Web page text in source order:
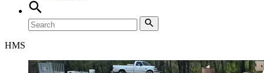
HMS